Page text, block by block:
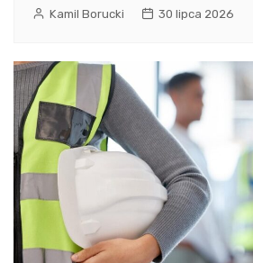
Kamil Borucki 30 lipca 2026